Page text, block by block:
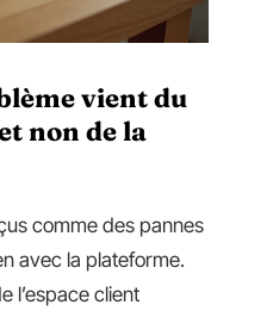
vient du
non de la
comme des pannes
avec la plateforme.
l’espace client